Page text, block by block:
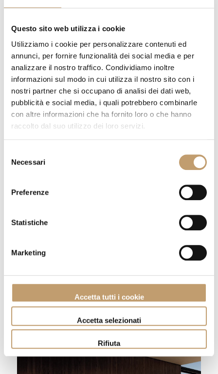
Questo sito web utilizza i cookie
Utilizziamo i cookie per personalizzare contenuti ed
annunci, per fornire funzionalità dei social media e per
analizzare il nostro traffico. Condividiamo inoltre
informazioni sul modo in cui utilizza il nostro sito con i
nostri partner che si occupano di analisi dei dati web,
pubblicità e social media, i quali potrebbero combinarle
con altre informazioni che ha fornito loro o che hanno
raccolto dal suo utilizzo dei loro servizi.
delNecessari
Preferenze
Statistiche
Marketing
Accetta tutti i cookie
Accetta selezionati
Rifiuta
leggero, garantendo un'esperienza tattile
raffinata. Disponibile sia a terra che
sospesa, si adatta a ogni ambiente, con
varie dimensioni personalizzabili in
larghezza e altezza.